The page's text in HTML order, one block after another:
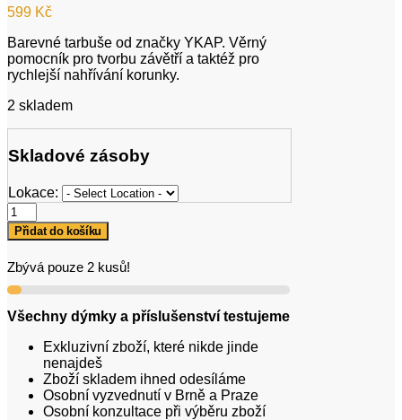
599 Kč
Barevné tarbuše od značky YKAP. Věrný
pomocník pro tvorbu závětří a taktéž pro
rychlejší nahřívání korunky.
2 skladem
Skladové zásoby
Lokace:
Tarbuš
YKAP
Black
Přidat do košíku
Zbývá pouze 2 kusů!
Všechny dýmky a příslušenství testujeme
Exkluzivní zboží, které nikde jinde
nenajdeš
Zboží skladem ihned odesíláme
Osobní vyzvednutí v Brně a Praze
Osobní konzultace při výběru zboží